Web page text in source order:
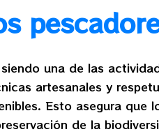
una de las
artesanales y
Esto asegura
de la